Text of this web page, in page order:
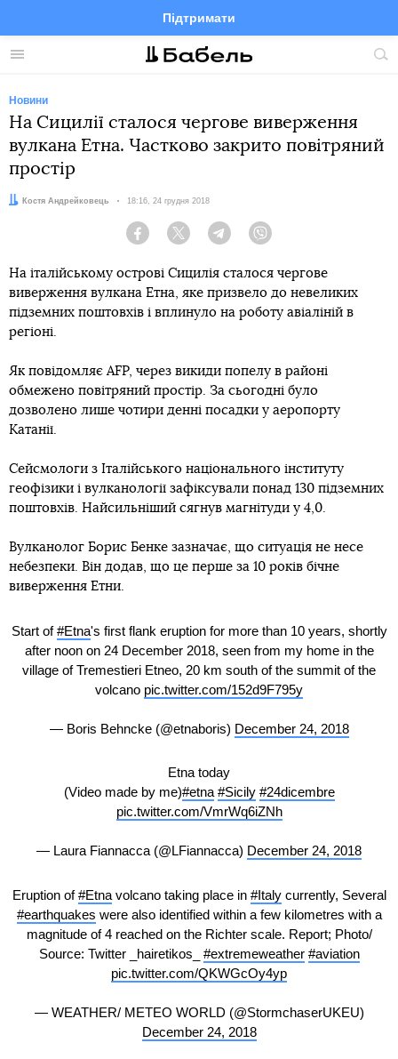
Меню
Підтримати
FacebookTelegramTwitter
Новини
На Сицилії сталося чергове виверження
вулкана Етна. Частково закрито повітряний
простір
Автор:Костя Андрейковець Дата:
18:16, 24 грудня 2018
Facebook Twitter Telegram
На італійському острові Сицилія сталося чергове
виверження вулкана Етна, яке призвело до невеликих
підземних поштовхів і вплинуло на роботу авіаліній в
регіоні.
Як повідомляє AFP, через викиди попелу в районі
обмежено повітряний простір. За сьогодні було
дозволено лише чотири денні посадки у аеропорту
Катанії.
Сейсмологи з Італійського національного інституту
геофізики і вулканології зафіксували понад 130 підземних
поштовхів. Найсильніший сягнув магнітуди у 4,0.
Вулканолог Борис Бенке зазначає, що ситуація не несе
небезпеки. Він додав, що це перше за 10 років бічне
виверження Етни.
Start of#Etna's first flank eruption for more than 10 years, shortly
after noon on 24 December 2018, seen from my home in the
village of Tremestieri Etneo, 20 km south of the summit of the
volcano pic.twitter.com/152d9F795y
— Boris Behncke (@etnaboris) December 24, 2018
Etna today
(Video made by me)#etna #Sicily #24dicembre
pic.twitter.com/VmrWq6iZNh
— Laura Fiannacca (@LFiannacca) December 24, 2018
Eruption of#Etnavolcano taking place in #Italycurrently, Several
#earthquakes were also identified within a few kilometres with a
magnitude of 4 reached on the Richter scale. Report; Photo/
Source: Twitter _hairetikos_ #extremeweather #aviation
pic.twitter.com/QKWGcOy4yp
— WEATHER/ METEO WORLD (@StormchaserUKEU)
December 24, 2018